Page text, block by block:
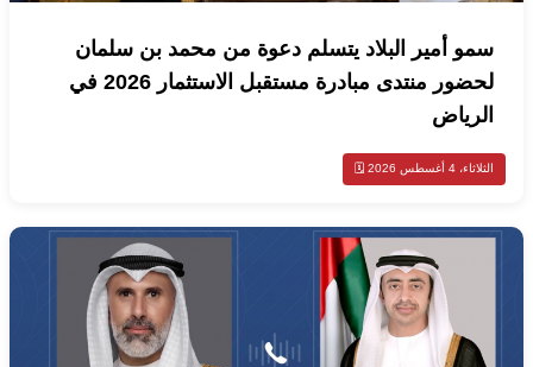
سمو أمير البلاد يتسلم دعوة من محمد بن سلمان
لحضور منتدى مبادرة مستقبل الاستثمار 2026 في
الرياض
الثلاثاء، 4 أغسطس 2026 🗓️